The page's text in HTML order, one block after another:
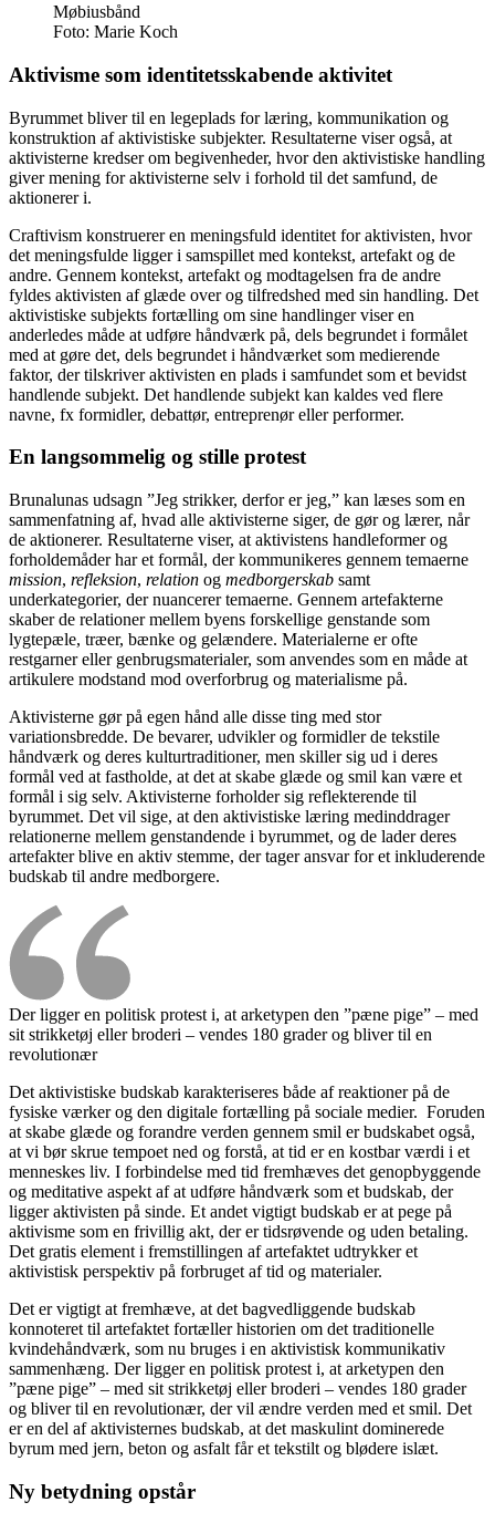
Møbiusbånd
Foto: Marie Koch
Aktivisme som identitetsskabende aktivitet
Byrummet bliver til en legeplads for læring, kommunikation og
konstruktion af aktivistiske subjekter. Resultaterne viser også, at
aktivisterne kredser om begivenheder, hvor den aktivistiske handling
giver mening for aktivisterne selv i forhold til det samfund, de
aktionerer i.
Craftivism konstruerer en meningsfuld identitet for aktivisten, hvor
det meningsfulde ligger i samspillet med kontekst, artefakt og de
andre. Gennem kontekst, artefakt og modtagelsen fra de andre
fyldes aktivisten af glæde over og tilfredshed med sin handling. Det
aktivistiske subjekts fortælling om sine handlinger viser en
anderledes måde at udføre håndværk på, dels begrundet i formålet
med at gøre det, dels begrundet i håndværket som medierende
faktor, der tilskriver aktivisten en plads i samfundet som et bevidst
handlende subjekt. Det handlende subjekt kan kaldes ved flere
navne, fx formidler, debattør, entreprenør eller performer.
En langsommelig og stille protest
Brunalunas udsagn ”Jeg strikker, derfor er jeg,” kan læses som en
sammenfatning af, hvad alle aktivisterne siger, de gør og lærer, når
de aktionerer. Resultaterne viser, at aktivistens handleformer og
forholdemåder har et formål, der kommunikeres gennem temaerne
mission, refleksion, relation og medborgerskab samt
underkategorier, der nuancerer temaerne. Gennem artefakterne
skaber de relationer mellem byens forskellige genstande som
lygtepæle, træer, bænke og gelændere. Materialerne er ofte
restgarner eller genbrugsmaterialer, som anvendes som en måde at
artikulere modstand mod overforbrug og materialisme på.
Aktivisterne gør på egen hånd alle disse ting med stor
variationsbredde. De bevarer, udvikler og formidler de tekstile
håndværk og deres kulturtraditioner, men skiller sig ud i deres
formål ved at fastholde, at det at skabe glæde og smil kan være et
formål i sig selv. Aktivisterne forholder sig reflekterende til
byrummet. Det vil sige, at den aktivistiske læring medinddrager
relationerne mellem genstandende i byrummet, og de lader deres
artefakter blive en aktiv stemme, der tager ansvar for et inkluderende
budskab til andre medborgere.
Der ligger en politisk protest i, at arketypen den ”pæne pige” – med
sit strikketøj eller broderi – vendes 180 grader og bliver til en
revolutionær
Det aktivistiske budskab karakteriseres både af reaktioner på de
fysiske værker og den digitale fortælling på sociale medier. Foruden
at skabe glæde og forandre verden gennem smil er budskabet også,
at vi bør skrue tempoet ned og forstå, at tid er en kostbar værdi i et
menneskes liv. I forbindelse med tid fremhæves det genopbyggende
og meditative aspekt af at udføre håndværk som et budskab, der
ligger aktivisten på sinde. Et andet vigtigt budskab er at pege på
aktivisme som en frivillig akt, der er tidsrøvende og uden betaling.
Det gratis element i fremstillingen af artefaktet udtrykker et
aktivistisk perspektiv på forbruget af tid og materialer.
Det er vigtigt at fremhæve, at det bagvedliggende budskab
konnoteret til artefaktet fortæller historien om det traditionelle
kvindehåndværk, som nu bruges i en aktivistisk kommunikativ
sammenhæng. Der ligger en politisk protest i, at arketypen den
”pæne pige” – med sit strikketøj eller broderi – vendes 180 grader
og bliver til en revolutionær, der vil ændre verden med et smil. Det
er en del af aktivisternes budskab, at det maskulint dominerede
byrum med jern, beton og asfalt får et tekstilt og blødere islæt.
Ny betydning opstår